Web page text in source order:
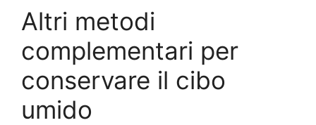
Altri metodi
complementari per
conservare il cibo
umido